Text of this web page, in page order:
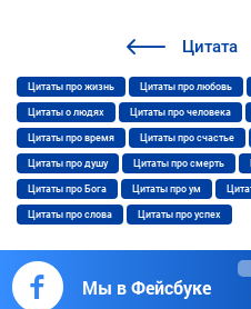
Цитата
Цитаты про жизнь Цитаты про любовь
Цитаты о людях Цитаты про человека
Цитаты про время Цитаты про счастье
Цитаты про душу Цитаты про смерть
Цитаты про Бога Цитаты про ум
Цитаты про слова Цитаты про успех
Мы в Фейсбуке